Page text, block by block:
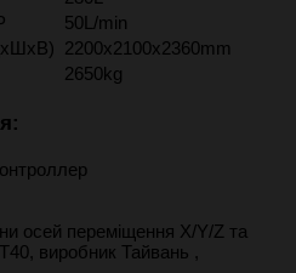
50L/min
2200x2100x2360mm
2650kg
осей переміщення X/Y/Z та
виробник Тайвань ,